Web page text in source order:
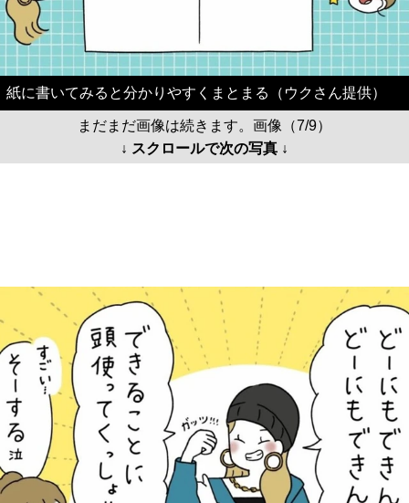
紙に書いてみると分かりやすくまとまる（ウクさん提供）
まだまだ画像は続きます。画像（7/9）
↓ スクロールで次の写真 ↓